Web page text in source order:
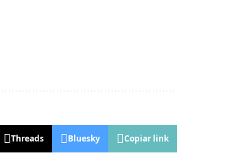
Threads Bluesky Copiar link